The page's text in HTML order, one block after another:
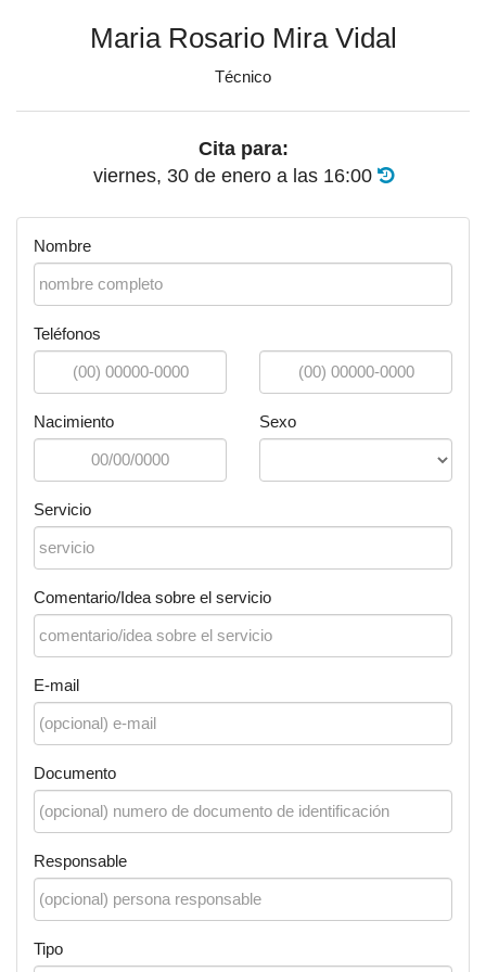
Maria Rosario Mira Vidal
Técnico
Cita para:
viernes, 30 de enero a las 16:00
Nombre
Teléfonos
Nacimiento Sexo
Servicio
Comentario/Idea sobre el servicio
E-mail
Documento
Responsable
Tipo